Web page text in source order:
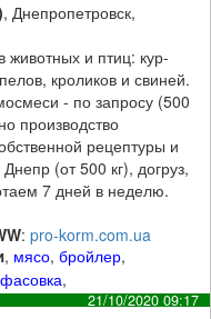
, Днепропетровск,
животных и птиц: кур-
кроликов и свиней.
- по запросу (500
производство
рецептуры и
(от 500 кг), догруз,
7 дней в неделю.
:pro-korm.com.ua
, мясо,бройлер,
фасовка,
21/10/2020 09:17